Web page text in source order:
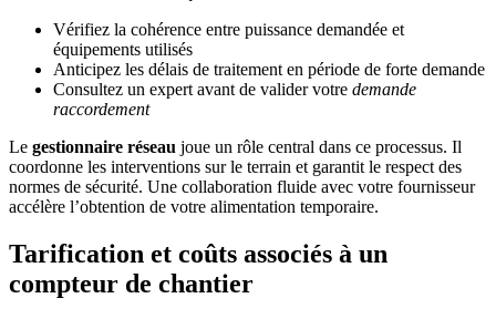
Vérifiez la cohérence entre puissance demandée et
équipements utilisés
Anticipez les délais de traitement en période de forte demande
Consultez un expert avant de valider votre demande
raccordement
Le gestionnaire réseau joue un rôle central dans ce processus. Il
coordonne les interventions sur le terrain et garantit le respect des
normes de sécurité. Une collaboration fluide avec votre fournisseur
accélère l’obtention de votre alimentation temporaire.
Tarification et coûts associés à un
compteur de chantier